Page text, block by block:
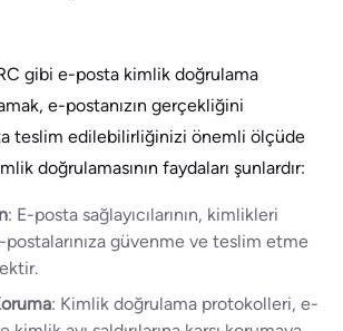
gibi e-posta kimlik doğrulama
e-postanızın gerçekliğini
teslim edilebilirliğinizi önemli ölçüde
doğrulamasının faydaları şunlardır:
: E-posta sağlayıcılarının, kimlikleri
postalarınıza güvenme ve teslim etme
: Kimlik doğrulama protokolleri, e-